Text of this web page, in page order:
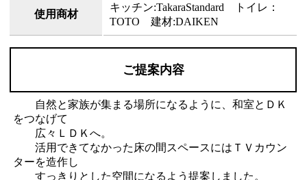
使用商材
キッチン:TakaraStandard トイレ：
TOTO 建材:DAIKEN
ご提案内容
自然と家族が集まる場所になるように、和室とＤＫ
をつなげて
広々ＬＤＫへ。
活用できてなかった床の間スペースにはＴＶカウン
ターを造作し
すっきりとした空間になるよう提案しました。